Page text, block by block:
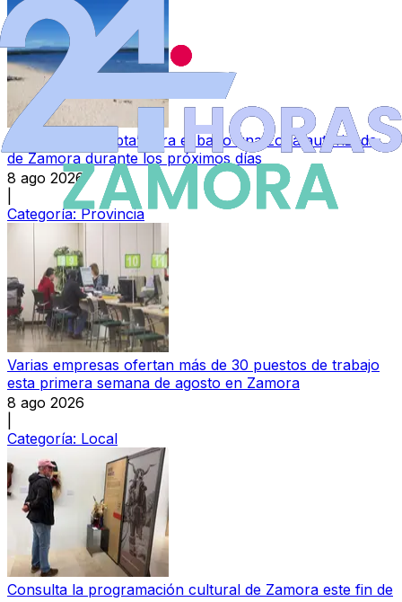
Declarada ‘no apta’ para el baño una zona autorizada
de Zamora durante los próximos días
8 ago 2026
Categoría:Provincia
Varias empresas ofertan más de 30 puestos de trabajo
esta primera semana de agosto en Zamora
8 ago 2026
Categoría: Local
Consulta la programación cultural de Zamora este fin de